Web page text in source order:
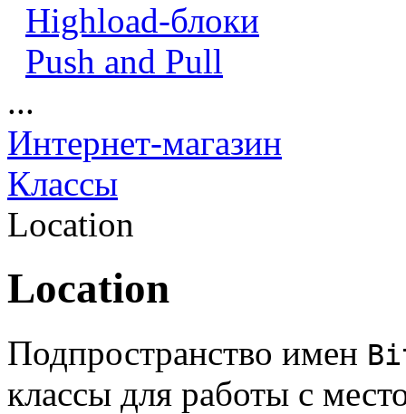
Highload-блоки
Push and Pull
...
Интернет-магазин
Классы
Location
Location
Подпространство имен
классы для работы с